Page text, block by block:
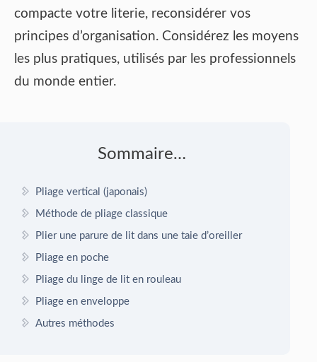
compacte votre literie, reconsidérer vos
principes d’organisation. Considérez les moyens
les plus pratiques, utilisés par les professionnels
du monde entier.
Sommaire…
Pliage vertical (japonais)
Méthode de pliage classique
Plier une parure de lit dans une taie d’oreiller
Pliage en poche
Pliage du linge de lit en rouleau
Pliage en enveloppe
Autres méthodes